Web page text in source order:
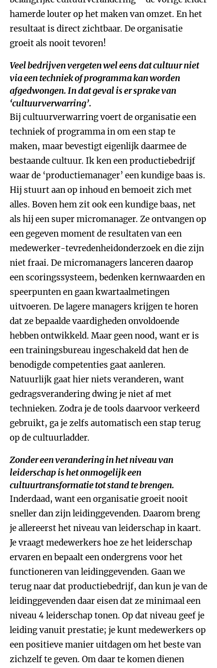
hamerde louter op het maken van omzet. En het
resultaat is direct zichtbaar. De organisatie
groeit als nooit tevoren!
Veel bedrijven vergeten wel eens dat cultuur niet
via een techniek of programma kan worden
afgedwongen. In dat geval is er sprake van
‘cultuurverwarring’.
Bij cultuurverwarring voert de organisatie een
techniek of programma in om een stap te
maken, maar bevestigt eigenlijk daarmee de
bestaande cultuur. Ik ken een productiebedrijf
waar de ‘productiemanager’ een kundige baas is.
Hij stuurt aan op inhoud en bemoeit zich met
alles. Boven hem zit ook een kundige baas, net
als hij een super micromanager. Ze ontvangen op
een gegeven moment de resultaten van een
medewerker-tevredenheidonderzoek en die zijn
niet fraai. De micromanagers lanceren daarop
een scoringssysteem, bedenken kernwaarden en
speerpunten en gaan kwartaalmetingen
uitvoeren. De lagere managers krijgen te horen
dat ze bepaalde vaardigheden onvoldoende
hebben ontwikkeld. Maar geen nood, want er is
een trainingsbureau ingeschakeld dat hen de
benodigde competenties gaat aanleren.
Natuurlijk gaat hier niets veranderen, want
gedragsverandering dwing je niet af met
technieken. Zodra je de tools daarvoor verkeerd
gebruikt, ga je zelfs automatisch een stap terug
op de cultuurladder.
Zonder een verandering in het niveau van
leiderschap is het onmogelijk een
cultuurtransformatie tot stand te brengen.
Inderdaad, want een organisatie groeit nooit
sneller dan zijn leidinggevenden. Daarom breng
je allereerst het niveau van leiderschap in kaart.
Je vraagt medewerkers hoe ze het leiderschap
ervaren en bepaalt een ondergrens voor het
functioneren van leidinggevenden. Gaan we
terug naar dat productiebedrijf, dan kun je van de
leidinggevenden daar eisen dat ze minimaal een
niveau 4 leiderschap tonen. Op dat niveau geef je
leiding vanuit prestatie; je kunt medewerkers op
een positieve manier uitdagen om het beste van
zichzelf te geven. Om daar te komen dienen